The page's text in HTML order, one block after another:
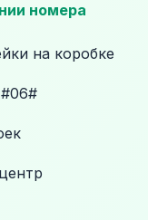
номера
на коробке